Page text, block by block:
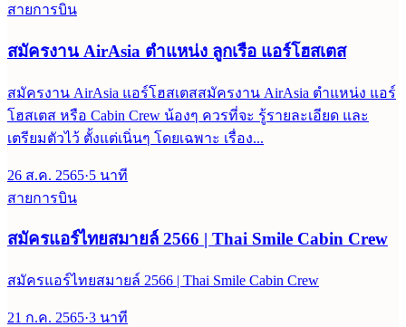
สายการบิน
สมัครงาน AirAsia ตำแหน่ง ลูกเรือ แอร์โฮสเตส
สมัครงาน AirAsia แอร์โฮสเตสสมัครงาน AirAsia ตำแหน่ง แอร์
โฮสเตส หรือ Cabin Crew น้องๆ ควรที่จะ รู้รายละเอียด และ
เตรียมตัวไว้ ตั้งแต่เนิ่นๆ โดยเฉพาะ เรื่อง...
26 ส.ค. 2565·5 นาที
สายการบิน
สมัครแอร์ไทยสมายล์ 2566 | Thai Smile Cabin Crew
สมัครแอร์ไทยสมายล์ 2566 | Thai Smile Cabin Crew
21 ก.ค. 2565·3 นาที